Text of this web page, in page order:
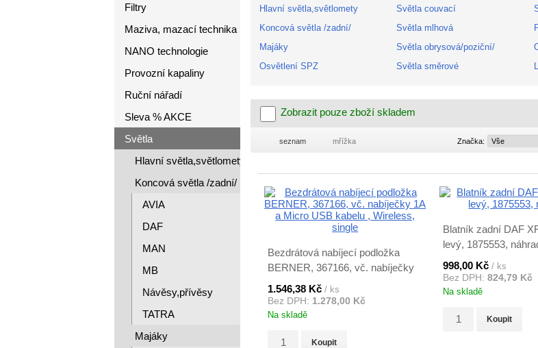
Filtry
Maziva, mazací technika
NANO technologie
Provozní kapaliny
Ruční nářadí
Sleva % AKCE
Světla
Hlavní světla,světlomety
Koncová světla /zadní/
AVIA
DAF
MAN
MB
Návěsy,přívěsy
TATRA
Majáky
Hlavní světla,světlomety
Koncová světla /zadní/
Majáky
Osvětlení SPZ
Světla couvací
Světla mlhová
Světla obrysová/poziční/
Světla směrové
Zobrazit pouze zboží skladem
seznam mřížka Značka: Značka:
Bezdrátová nabíjecí podložka
BERNER, 367166, vč. nabíječky
1A a Micro USB kabelu , Wireless,
single
1.546,38 Kč / ks
Bez DPH: 1.278,00 Kč
Na skladě
Koupit
Blatník zadní DAF
levý, 1875553,
998,00 Kč/ ks
Bez DPH: 824,79 Kč
Na skladě
Koupit